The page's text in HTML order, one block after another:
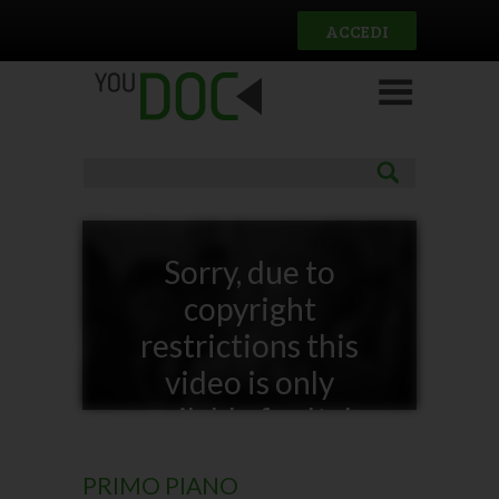
ACCEDI
Sorry, due to
copyright
restrictions this
video is only
available for Italy
PRIMO PIANO